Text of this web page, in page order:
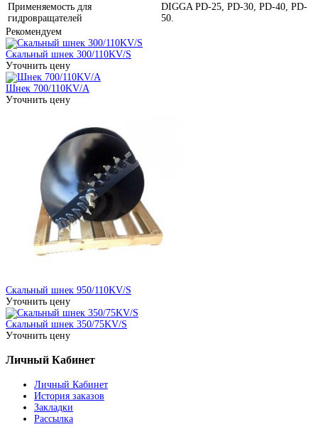
Применяемость для
гидровращателей
DIGGA PD-25, PD-30, PD-40, PD-
50.
Рекомендуем
Скальный шнек 300/110KV/S
Уточнить цену
Шнек 700/110KV/A
Уточнить цену
Скальный шнек 950/110KV/S
Уточнить цену
Скальный шнек 350/75KV/S
Уточнить цену
Личный Кабинет
Личный Кабинет
История заказов
Закладки
Рассылка